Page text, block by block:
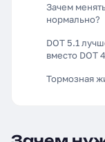
Зачем
нормально?
DOT 5.1
вместо DOT
Тормозная